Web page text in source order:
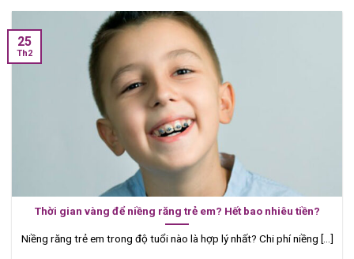
Thời gian vàng để niềng răng trẻ em? Hết bao nhiêu tiền?
Niềng răng trẻ em trong độ tuổi nào là hợp lý nhất? Chi phí niềng [...]
25
Th2